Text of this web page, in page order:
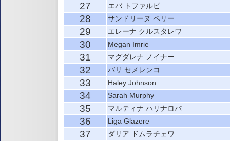
27 エバ トファルビ
28 サンドリーヌ ベリー
29 エレーナ クルスタレワ
30 Megan Imrie
31 マグダレナ ノイナー
32 バリ セメレンコ
33 Haley Johnson
34 Sarah Murphy
35 マルティナ ハリナロバ
36 Liga Glazere
37 ダリア ドムラチェワ